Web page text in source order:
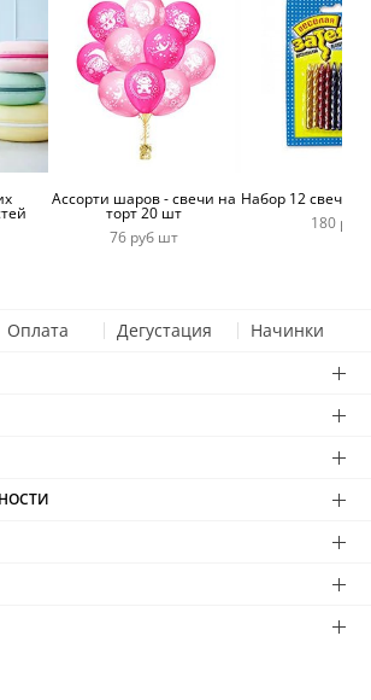
Ассорти шаров - свечи на
торт 20 шт
76 руб шт
Набор 12 свечей
180 руб
Оплата Дегустация Начинки